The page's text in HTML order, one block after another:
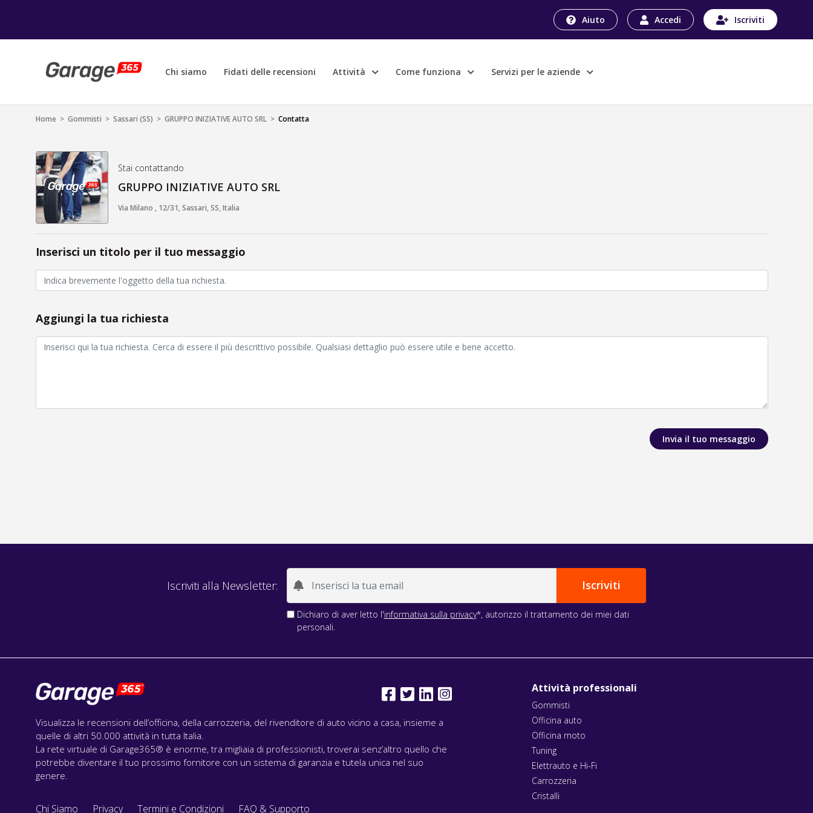
Aiuto Accedi Iscriviti
Chi siamo Fidati delle recensioni Attività Come funziona Servizi per le aziende
Home > Gommisti > Sassari (SS) > GRUPPO INIZIATIVE AUTO SRL > Contatta
Stai contattando
GRUPPO INIZIATIVE AUTO SRL
Via Milano , 12/31, Sassari, SS, Italia
Inserisci un titolo per il tuo messaggio
Aggiungi la tua richiesta
Invia il tuo messaggio
Iscriviti alla Newsletter:
Dichiaro di aver letto l'informativa sulla privacy*, autorizzo il trattamento dei miei dati
personali.
Visualizza le recensioni dell’officina, della carrozzeria, del rivenditore di auto vicino a casa, insieme a
quelle di altri 50.000 attività in tutta Italia.
La rete virtuale di Garage365® è enorme, tra migliaia di professionisti, troverai senz’altro quello che
potrebbe diventare il tuo prossimo fornitore con un sistema di garanzia e tutela unica nel suo
genere.
Chi Siamo Privacy Termini e Condizioni FAQ & Supporto
Attività professionali
Gommisti
Officina auto
Officina moto
Tuning
Elettrauto e Hi-Fi
Carrozzeria
Cristalli